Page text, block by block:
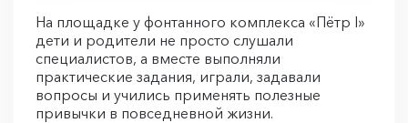
На площадке у фонтанного комплекса «Пётр I»
дети и родители не просто слушали
специалистов, а вместе выполняли
практические задания, играли, задавали
вопросы и учились применять полезные
привычки в повседневной жизни.